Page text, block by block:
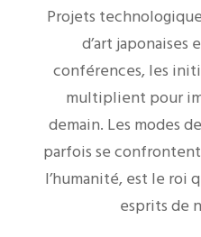
Projets
d’art
conférences, les
multiplient pour
demain. Les modes
parfois se
l’humanité, est le roi
esprits de